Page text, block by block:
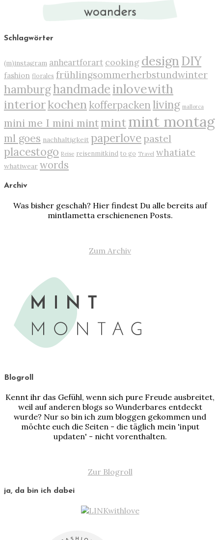
Schlagwörter
(m)instagram anheartforart cooking designDIY
fashion florales frühlingsommerherbstundwinter
hamburghandmadeinlovewith
interiorkochenkofferpackenliving mallorca
mini me I mini mintmintmint montag
ml goes nachhaltigkeit paperlove pastel
placestogo Reise reisenmitkind to go Travel whatiate
whatiwear words
Archiv
Was bisher geschah? Hier findest Du alle bereits auf
mintlametta erschienenen Posts.
Zum Archiv
Blogroll
Kennt ihr das Gefühl, wenn sich pure Freude ausbreitet,
weil auf anderen blogs so Wunderbares entdeckt
wurde? Nur so bin ich zum bloggen gekommen und
möchte euch die Seiten - die täglich mein 'input
updaten' - nicht vorenthalten.
Zur Blogroll
ja, da bin ich dabei